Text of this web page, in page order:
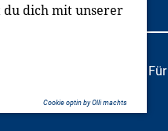
du dich mit unserer
Cookie optin by Olli machts